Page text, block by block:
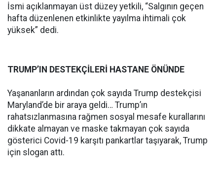
İsmi açıklanmayan üst düzey yetkili, “Salgının geçen
hafta düzenlenen etkinlikte yayılma ihtimali çok
yüksek” dedi.
TRUMP’IN DESTEKÇİLERİ HASTANE ÖNÜNDE
Yaşananların ardından çok sayıda Trump destekçisi
Maryland’de bir araya geldi… Trump’ın
rahatsızlanmasına rağmen sosyal mesafe kurallarını
dikkate almayan ve maske takmayan çok sayıda
gösterici Covid-19 karşıtı pankartlar taşıyarak, Trump
için slogan attı.